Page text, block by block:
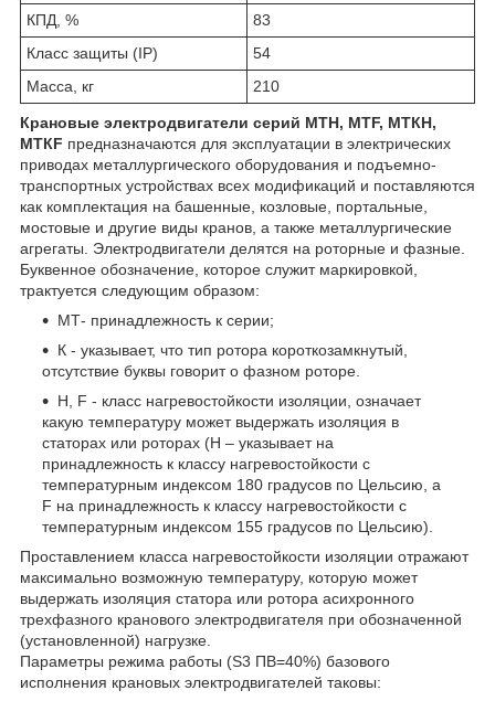
КПД, %
83
Класс защиты (IP)
54
Масса, кг
210
Крановые электродвигатели серий МТН, МТF, МТКН,
МТКF предназначаются для эксплуатации в электрических
приводах металлургического оборудования и подъемно-
транспортных устройствах всех модификаций и поставляются
как комплектация на башенные, козловые, портальные,
мостовые и другие виды кранов, а также металлургические
агрегаты. Электродвигатели делятся на роторные и фазные.
Буквенное обозначение, которое служит маркировкой,
трактуется следующим образом:
МТ- принадлежность к серии;
К - указывает, что тип ротора короткозамкнутый,
отсутствие буквы говорит о фазном роторе.
Н, F - класс нагревостойкости изоляции, означает
какую температуру может выдержать изоляция в
статорах или роторах (Н – указывает на
принадлежность к классу нагревостойкости с
температурным индексом 180 градусов по Цельсию, а
F на принадлежность к классу нагревостойкости с
температурным индексом 155 градусов по Цельсию).
Проставлением класса нагревостойкости изоляции отражают
максимально возможную температуру, которую может
выдержать изоляция статора или ротора асихронного
трехфазного кранового электродвигателя при обозначенной
(установленной) нагрузке.
Параметры режима работы (S3 ПВ=40%) базового
исполнения крановых электродвигателей таковы: